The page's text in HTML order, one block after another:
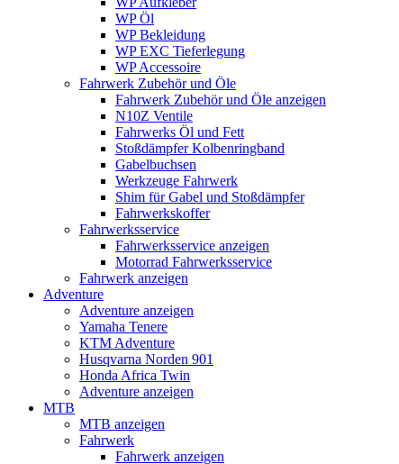
WP Öl
WP Bekleidung
WP EXC Tieferlegung
WP Accessoire
Fahrwerk Zubehör und Öle
Fahrwerk Zubehör und Öle anzeigen
N10Z Ventile
Fahrwerks Öl und Fett
Stoßdämpfer Kolbenringband
Gabelbuchsen
Werkzeuge Fahrwerk
Shim für Gabel und Stoßdämpfer
Fahrwerkskoffer
Fahrwerksservice
Fahrwerksservice anzeigen
Motorrad Fahrwerksservice
Fahrwerk anzeigen
Adventure
Adventure anzeigen
Yamaha Tenere
KTM Adventure
Husqvarna Norden 901
Honda Africa Twin
Adventure anzeigen
MTB
MTB anzeigen
Fahrwerk
Fahrwerk anzeigen